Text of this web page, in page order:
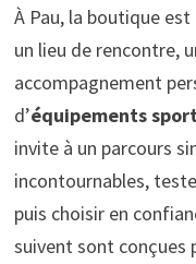
À Pau, la boutique est
un lieu de rencontre,
accompagnement
d’équipements
invite à un parcours
incontournables,
puis choisir en
suivent sont conçues